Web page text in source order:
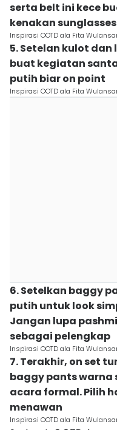
serta belt ini kece
kenakan
Inspirasi OOTD ala Fita
5. Setelan kulot
buat kegiatan
putih biar on point
Inspirasi OOTD ala Fita
6. Setelkan baggy
putih untuk look
Jangan lupa
sebagai pelengkap
Inspirasi OOTD ala Fita
7. Terakhir, on set
baggy pants warna
acara formal. Pilih
menawan
Inspirasi OOTD ala Fita